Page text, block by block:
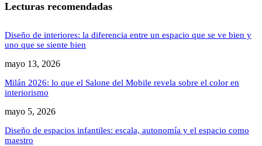
Lecturas recomendadas
Diseño de interiores: la diferencia entre un espacio que se ve bien y
uno que se siente bien
mayo 13, 2026
Milán 2026: lo que el Salone del Mobile revela sobre el color en
interiorismo
mayo 5, 2026
Diseño de espacios infantiles: escala, autonomía y el espacio como
maestro